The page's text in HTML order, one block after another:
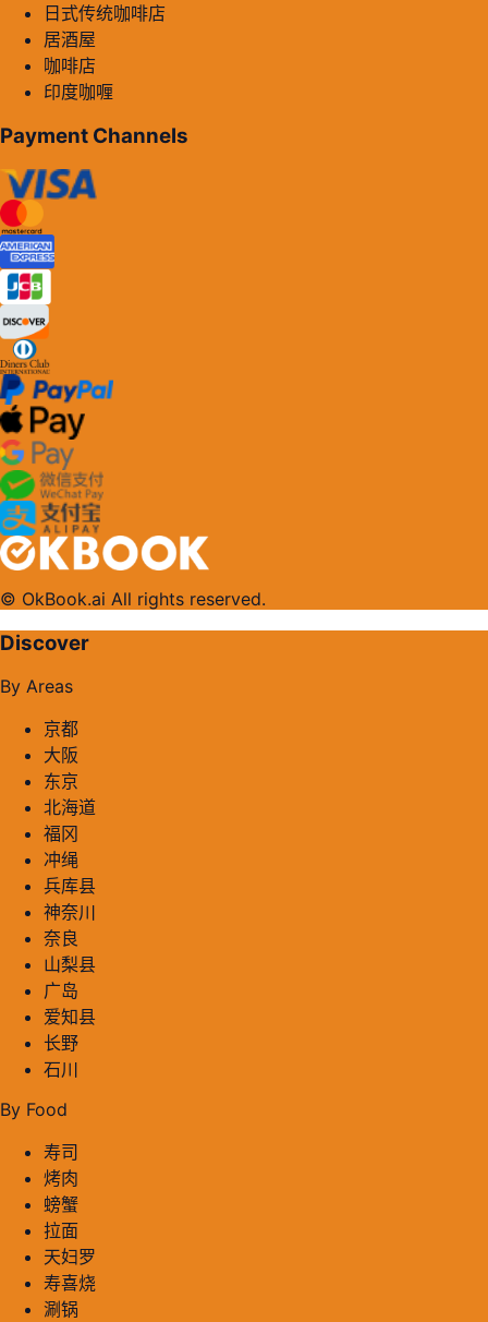
日式传统咖啡店
居酒屋
咖啡店
印度咖喱
Payment Channels
© OkBook.ai All rights reserved.
Discover
By Areas
京都
大阪
东京
北海道
福冈
冲绳
兵库县
神奈川
奈良
山梨县
广岛
爱知县
长野
石川
By Food
寿司
烤肉
螃蟹
拉面
天妇罗
寿喜烧
涮锅